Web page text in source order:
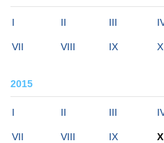
I II III
VII VIII IX X
2015
I II III
VII VIII IX X